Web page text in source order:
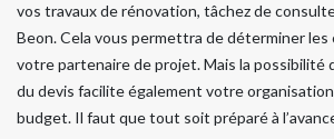
vos travaux de rénovation, tâchez de
Beon. Cela vous permettra de déterminer
votre partenaire de projet. Mais la possibilité
du devis facilite également votre
budget. Il faut que tout soit préparé à